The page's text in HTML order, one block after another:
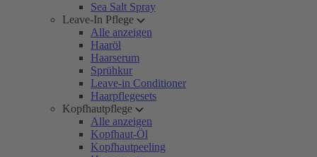
Sea Salt Spray
Leave-In Pflege
Alle anzeigen
Haaröl
Haarserum
Sprühkur
Leave-in Conditioner
Haarpflegesets
Kopfhautpflege
Alle anzeigen
Kopfhaut-Öl
Kopfhautpeeling